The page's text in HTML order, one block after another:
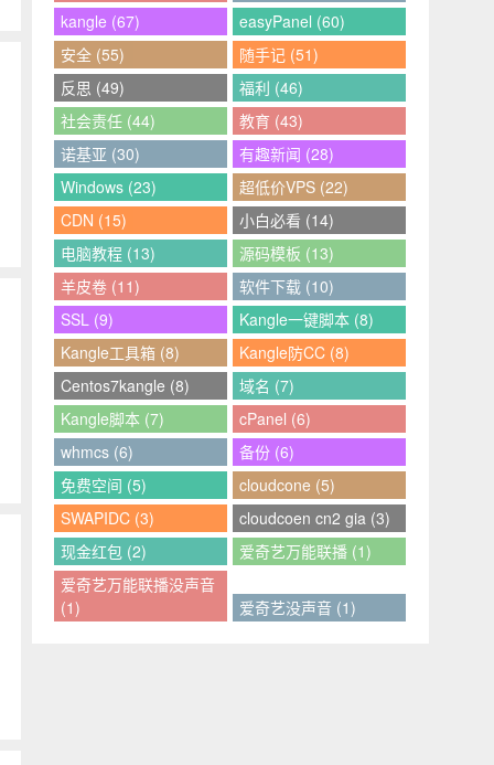
kangle (67)
easyPanel (60)
安全 (55)
随手记 (51)
反思 (49)
福利 (46)
社会责任 (44)
教育 (43)
诺基亚 (30)
有趣新闻 (28)
Windows (23)
超低价VPS (22)
CDN (15)
小白必看 (14)
电脑教程 (13)
源码模板 (13)
羊皮卷 (11)
软件下载 (10)
SSL (9)
Kangle一键脚本 (8)
Kangle工具箱 (8)
Kangle防CC (8)
Centos7kangle (8)
域名 (7)
Kangle脚本 (7)
cPanel (6)
whmcs (6)
备份 (6)
免费空间 (5)
cloudcone (5)
SWAPIDC (3)
cloudcoen cn2 gia (3)
现金红包 (2)
爱奇艺万能联播 (1)
爱奇艺万能联播没声音
(1)
爱奇艺没声音 (1)